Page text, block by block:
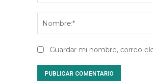
Guardar mi nombre, correo